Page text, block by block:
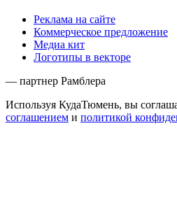
Реклама на сайте
Коммерческое предложение
Медиа кит
Логотипы в векторе
— партнер Рамблера
Используя КудаТюмень, вы
соглашением и политикой